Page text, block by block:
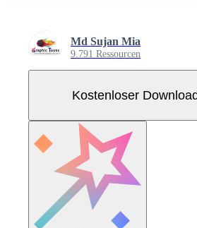
Md Sujan Mia
9.791 Ressourcen
Kostenloser